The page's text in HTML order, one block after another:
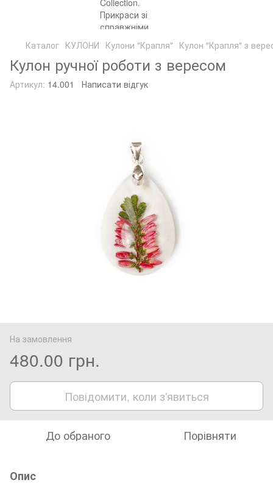
Каталог КУЛОНИ Кулони "Крапля" Кулон "Крапля" з
Кулон ручної роботи з вересом
Артикул: 14.001 Написати відгук
На замовлення
480.00 грн.
Повідомити, коли з'явиться
До обраного Порівняти
Опис